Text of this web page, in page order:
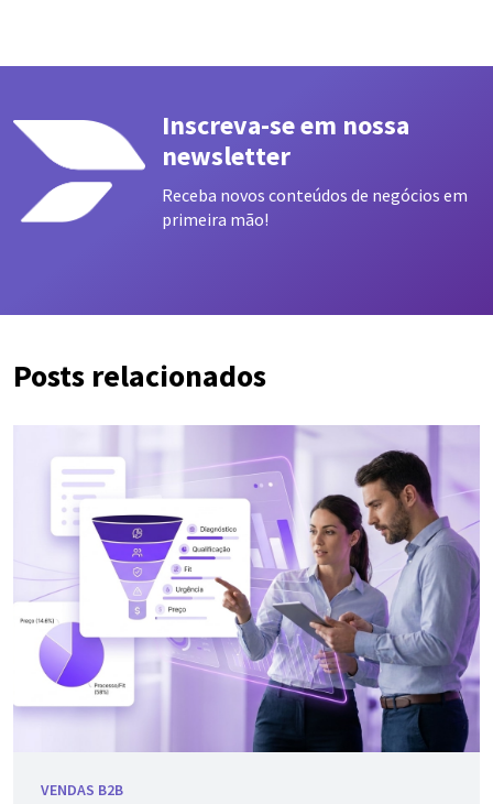
Inscreva-se em nossa
newsletter
Receba novos conteúdos de negócios em
primeira mão!
Posts relacionados
VENDAS B2B